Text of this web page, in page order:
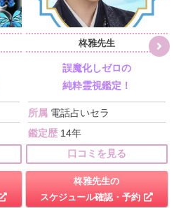
柊雅先生
誤魔化しゼロの
純粋霊視鑑定！
所属 電話占いセラ
鑑定歴 14年
口コミを見る
柊雅先生の
スケジュール確認・予約